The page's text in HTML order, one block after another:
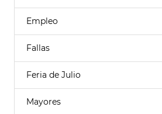
Empleo
Fallas
Feria de Julio
Mayores